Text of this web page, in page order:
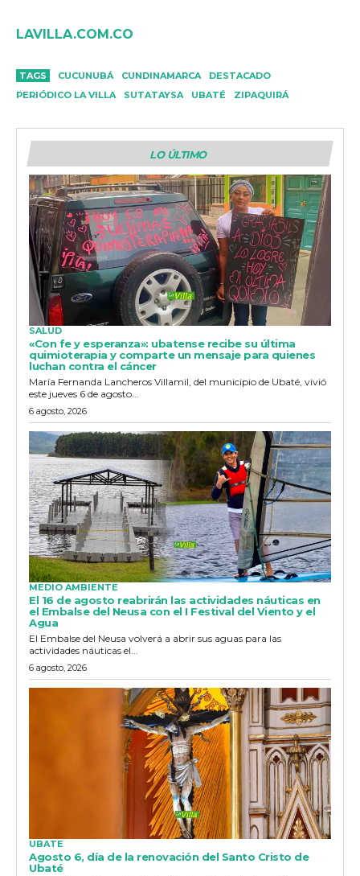
LAVILLA.COM.CO
TAGS CUCUNUBÁ CUNDINAMARCA
DESTACADO
PERIÓDICO LA VILLA
SUTATAYSA UBATÉ ZIPAQUIRÁ
LO ÚLTIMO
SALUD
«Con fe y esperanza»: ubatense recibe su última
quimioterapia y comparte un mensaje para quienes
luchan contra el cáncer
María Fernanda Lancheros Villamil, del municipio de Ubaté, vivió
este jueves 6 de agosto...
6 agosto, 2026
MEDIO AMBIENTE
El 16 de agosto reabrirán las actividades náuticas en
el Embalse del Neusa con el I Festival del Viento y el
Agua
El Embalse del Neusa volverá a abrir sus aguas para las
actividades náuticas el...
6 agosto, 2026
UBATE
Agosto 6, día de la renovación del Santo Cristo de
Ubaté